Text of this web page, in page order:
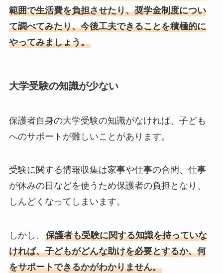
範囲で生活費を負担させたり、奨学金制度につい
て調べてみたり、今後工夫できることを積極的に
やってみましょう。
大学受験の知識が少ない
保護者自身の大学受験の知識がなければ、子ども
へのサポートが難しいことがあります。
受験に関する情報収集は家事や仕事の合間、仕事
が休みの日などを使うため保護者の負担となり、
しんどくなってしまいます。
しかし、 保護者も受験に関する知識を持っていな
ければ、子どもがどんな助けを必要とするか、何
をサポートできるかがわかりません。